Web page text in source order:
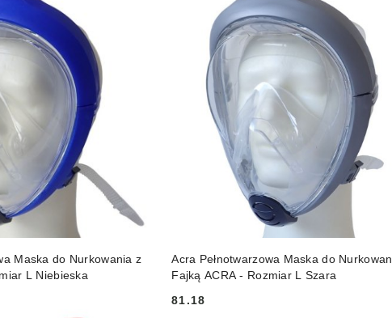
Maska do Nurkowania z
L Niebieska
DO KOSZYKA
Acra Pełnotwarzowa Maska do
Fajką ACRA - Rozmiar L Szara
Cena:
81.18
DO KOSZYKA